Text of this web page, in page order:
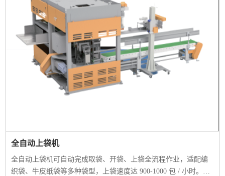
全自动上袋机
全自动上袋机可自动完成取袋、开袋、上袋全流程作业，适配编
织袋、牛皮纸袋等多种袋型，上袋速度达 900-1000 包 / 小时。设